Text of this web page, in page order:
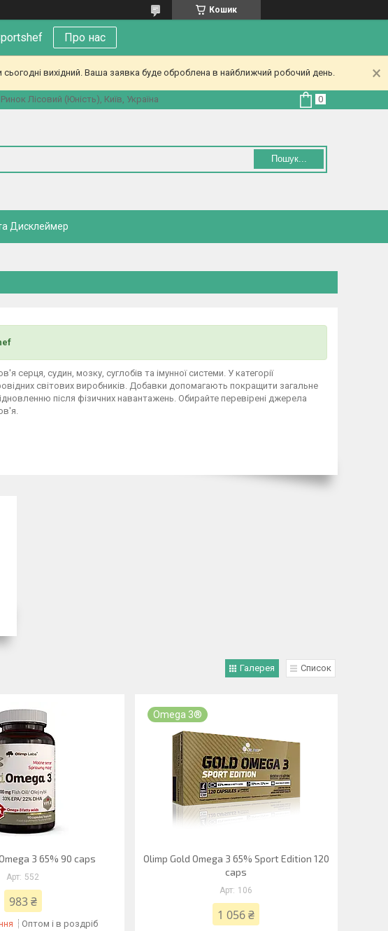
Кошик
Про нас
вихідний. Ваша заявка буде оброблена в найближчий робочий день.
Лісовий (Юність), Київ, Україна
Пошук...
Дисклеймер
судин, мозку, суглобів та імунної системи. У категорії
світових виробників. Добавки допомагають покращити загальне
після фізичних навантажень. Обирайте перевірені джерела
Галерея Список
3 65% 90 caps
552
983 ₴
Оптом і в роздріб
Omega 3®
Olimp Gold Omega 3 65% Sport Edition 120
caps
106
1 056 ₴